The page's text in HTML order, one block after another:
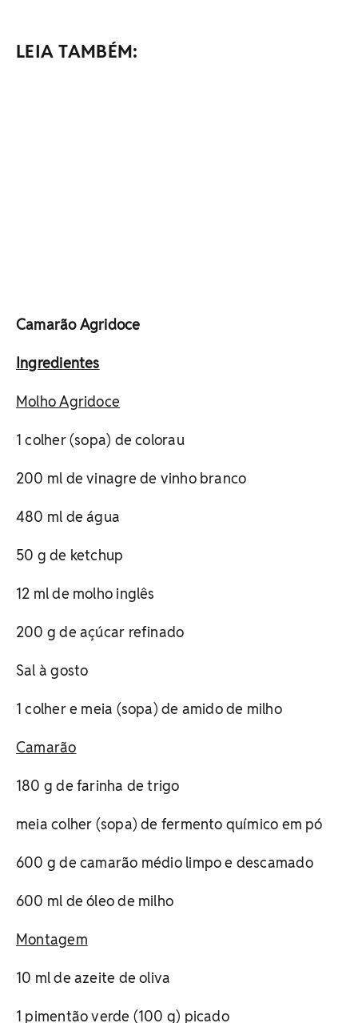
LEIA TAMBÉM:
Camarão Agridoce
Ingredientes
Molho Agridoce
1 colher (sopa) de colorau
200 ml de vinagre de vinho branco
480 ml de água
50 g de ketchup
12 ml de molho inglês
200 g de açúcar refinado
Sal à gosto
1 colher e meia (sopa) de amido de milho
Camarão
180 g de farinha de trigo
meia colher (sopa) de fermento químico em pó
600 g de camarão médio limpo e descamado
600 ml de óleo de milho
Montagem
10 ml de azeite de oliva
1 pimentão verde (100 g) picado